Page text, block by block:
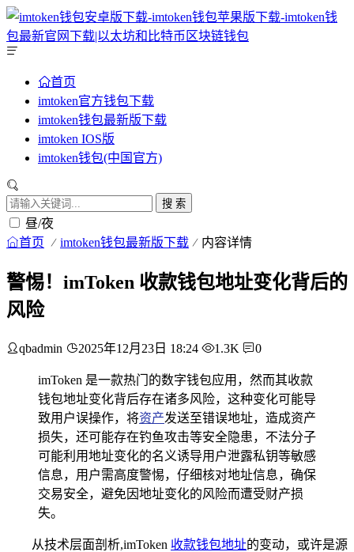
首页
imtoken官方钱包下载
imtoken钱包最新版下载
imtoken IOS版
imtoken钱包(中国官方)
搜 索
昼/夜
首页 imtoken钱包最新版下载 内容详情
警惕！imToken 收款钱包地址变化背后的
风险
qbadmin 2025年12月23日 18:24 1.3K 0
imToken 是一款热门的数字钱包应用，然而其收款
钱包地址变化背后存在诸多风险，这种变化可能导
致用户误操作，将资产发送至错误地址，造成资产
损失，还可能存在钓鱼攻击等安全隐患，不法分子
可能利用地址变化的名义诱导用户泄露私钥等敏感
信息，用户需高度警惕，仔细核对地址信息，确保
交易安全，避免因地址变化的风险而遭受财产损
失。
从技术层面剖析,imToken 收款钱包地址的变动，或许是源